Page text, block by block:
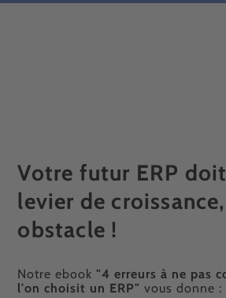
Votre futur ERP
levier de
obstacle !
Notre ebook"4 erreurs à ne pas
l'on choisit un ERP" vous donne :